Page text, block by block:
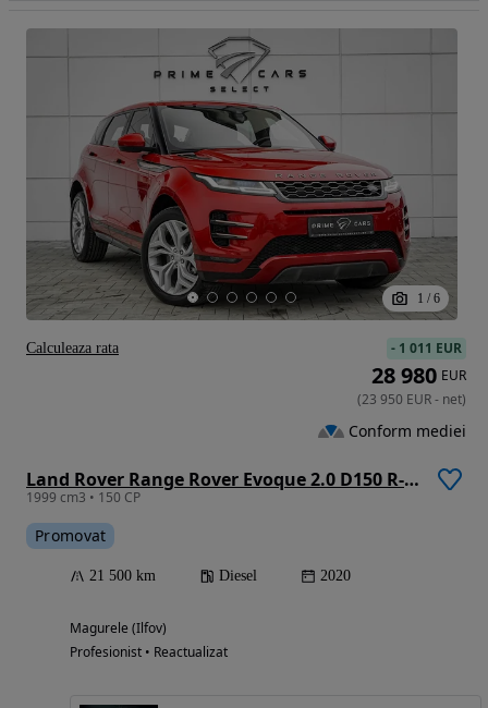
1 / 6
Land Rover Range Rover Evoque 2.0 D150 R-Dynamic
1999 cm3 • 150 CP
Promovat
21 500 km Diesel 2020
Magurele (Ilfov)
Profesionist • Reactualizat
- 1 011 EUR
28 980 EUR
(23 950 EUR- net)
Conform mediei
Calculeaza rata